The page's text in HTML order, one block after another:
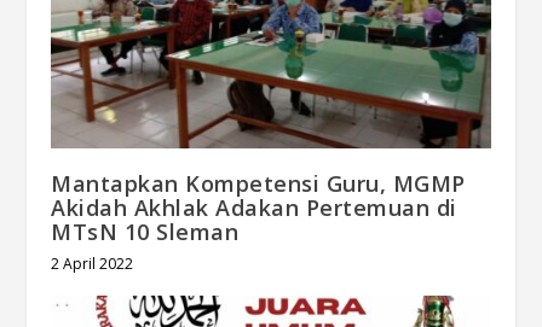
Mantapkan Kompetensi Guru, MGMP
Akidah Akhlak Adakan Pertemuan di
MTsN 10 Sleman
2 April 2022